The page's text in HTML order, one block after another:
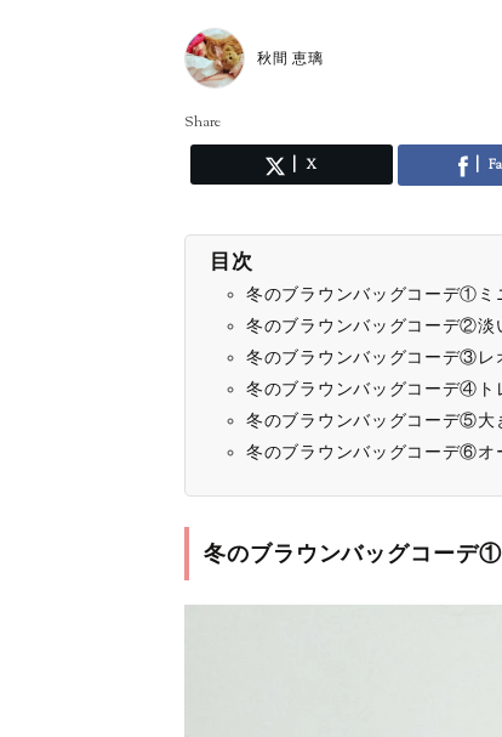
秋間 恵璃
Share
X
目次
冬のブラウンバッグコーデ①ミ
冬のブラウンバッグコーデ②淡
冬のブラウンバッグコーデ③レ
冬のブラウンバッグコーデ④ト
冬のブラウンバッグコーデ⑤大
冬のブラウンバッグコーデ⑥オ
冬のブラウンバッグコーデ